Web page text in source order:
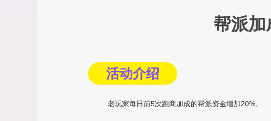
帮派
活动介绍
老玩家每日前5次跑商加成的帮派资金增加20%。